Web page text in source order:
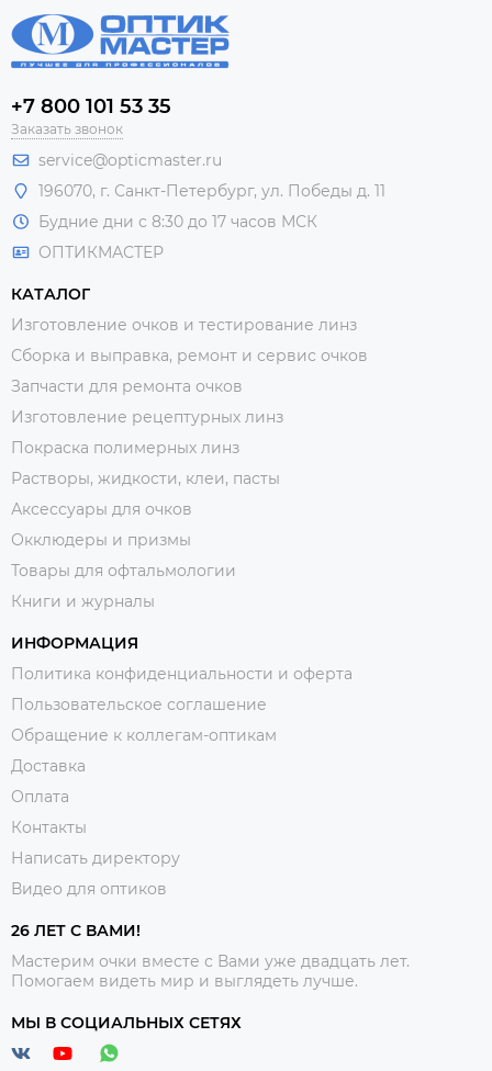
+7 800 101 53 35
Заказать звонок
service@opticmaster.ru
196070, г. Санкт-Петербург, ул. Победы д. 11
Будние дни с 8:30 до 17 часов МСК
ОПТИКМАСТЕР
КАТАЛОГ
Изготовление очков и тестирование линз
Сборка и выправка, ремонт и сервис очков
Запчасти для ремонта очков
Изготовление рецептурных линз
Покраска полимерных линз
Растворы, жидкости, клеи, пасты
Аксессуары для очков
Окклюдеры и призмы
Товары для офтальмологии
Книги и журналы
ИНФОРМАЦИЯ
Политика конфиденциальности и оферта
Пользовательское соглашение
Обращение к коллегам-оптикам
Доставка
Оплата
Контакты
Написать директору
Видео для оптиков
26 ЛЕТ С ВАМИ!
Мастерим очки вместе с Вами уже двадцать лет.
Помогаем видеть мир и выглядеть лучше.
МЫ В СОЦИАЛЬНЫХ СЕТЯХ